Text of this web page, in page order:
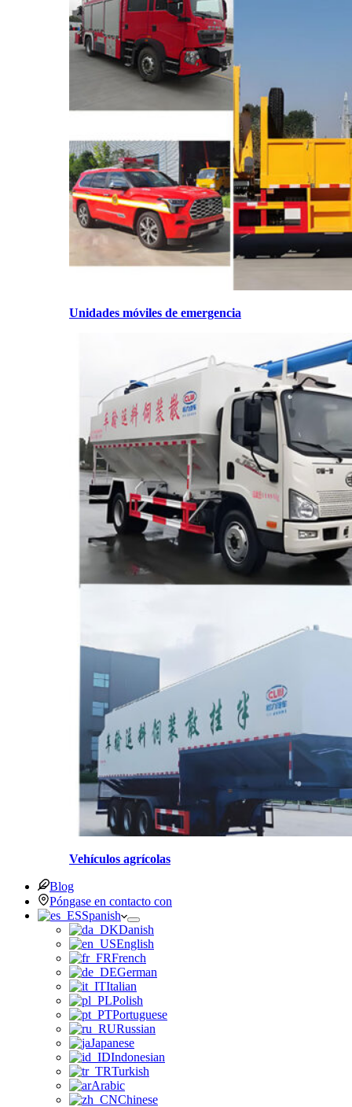
Unidades móviles de emergencia
Vehículos agrícolas
Blog
Póngase en contacto con
Spanish
Danish
English
French
German
Italian
Polish
Portuguese
Russian
Japanese
Indonesian
Turkish
Arabic
Chinese